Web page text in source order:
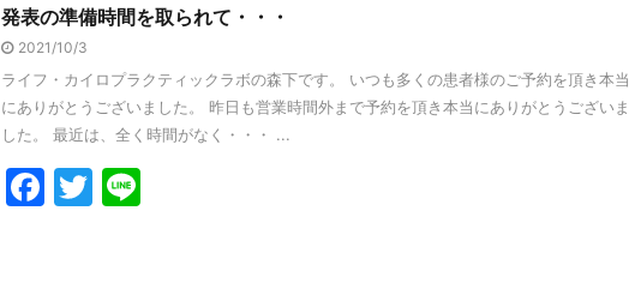
b
o
o
k
発表の準備時間を取られて・・・
2021/10/3
ライフ・カイロプラクティックラボの森下です。 いつも多くの患者様のご予約を頂き本当
にありがとうございました。 昨日も営業時間外まで予約を頂き本当にありがとうございま
した。 最近は、全く時間がなく・・・ ...
F
T